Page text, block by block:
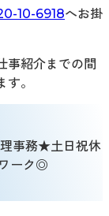
10-6918へお掛
事紹介までの間
。
事務★土日祝休
ーク◎